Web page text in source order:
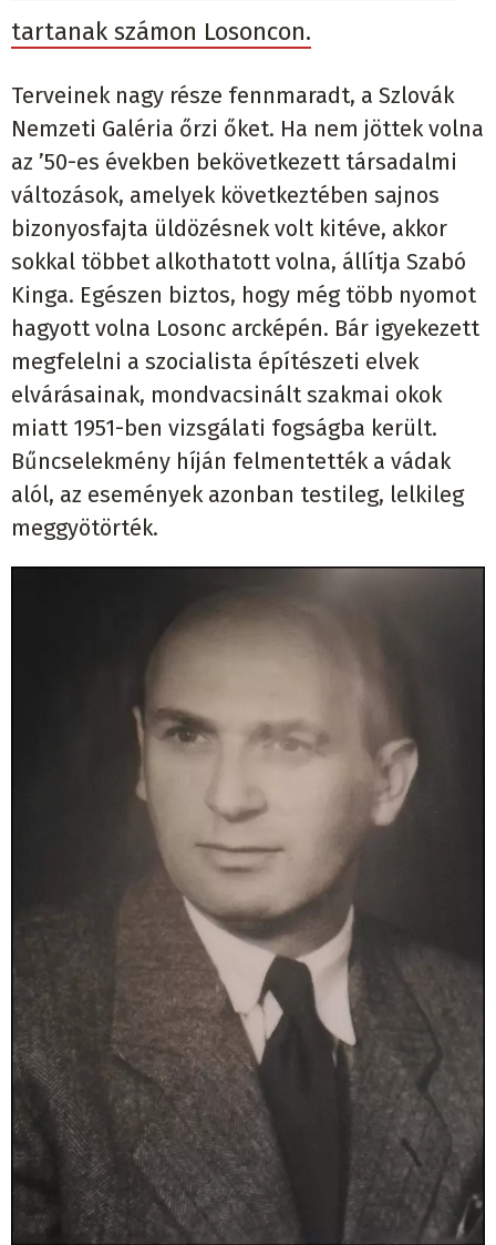
tartanak számon Losoncon.
Terveinek nagy része fennmaradt, a Szlovák
Nemzeti Galéria őrzi őket. Ha nem jöttek volna
az ’50-es években bekövetkezett társadalmi
változások, amelyek következtében sajnos
bizonyosfajta üldözésnek volt kitéve, akkor
sokkal többet alkothatott volna, állítja Szabó
Kinga. Egészen biztos, hogy még több nyomot
hagyott volna Losonc arcképén. Bár igyekezett
megfelelni a szocialista építészeti elvek
elvárásainak, mondvacsinált szakmai okok
miatt 1951-ben vizsgálati fogságba került.
Bűncselekmény híján felmentették a vádak
alól, az események azonban testileg, lelkileg
meggyötörték.